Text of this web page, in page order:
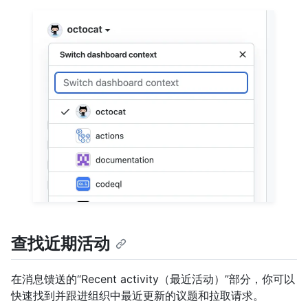
查找近期活动
在消息馈送的“Recent activity（最近活动）”部分，你可以
快速找到并跟进组织中最近更新的议题和拉取请求。